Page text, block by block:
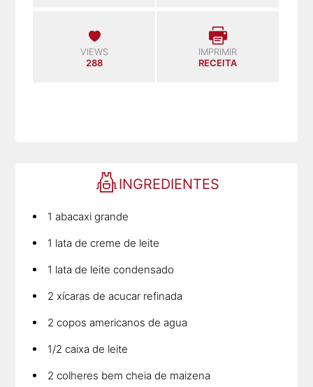
VIEWS
288
IMPRIMIR
RECEITA
INGREDIENTES
1 abacaxi grande
1 lata de creme de leite
1 lata de leite condensado
2 xícaras de acucar refinada
2 copos americanos de agua
1/2 caixa de leite
2 colheres bem cheia de maizena